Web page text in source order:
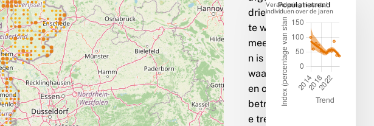
drie jaar op
te weinig
meetpunte
n is
waargenom
en om een
betrouwbar
e trend te
Populatietrend
Verandering in aantal
individuen over de jaren